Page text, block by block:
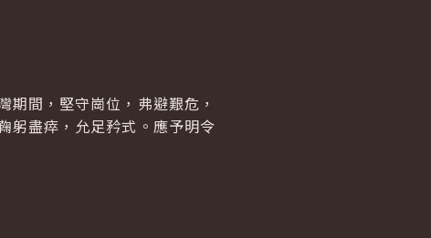
間，堅守崗位，弗避艱危，
躬盡瘁，允足矜式。應予明令